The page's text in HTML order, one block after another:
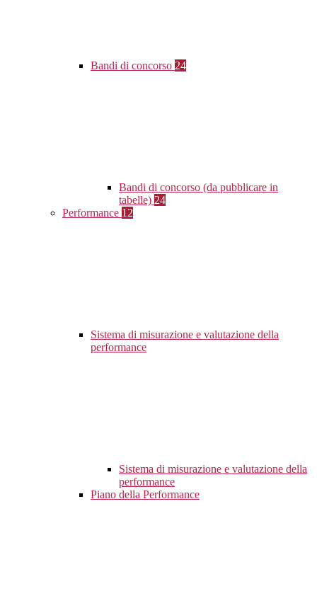
Bandi di concorso 24
Bandi di concorso (da pubblicare in
tabelle) 24
Performance 12
Sistema di misurazione e valutazione della
performance
Sistema di misurazione e valutazione della
performance
Piano della Performance